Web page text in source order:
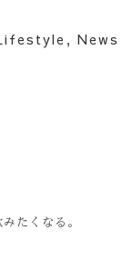
, News
たくなる。